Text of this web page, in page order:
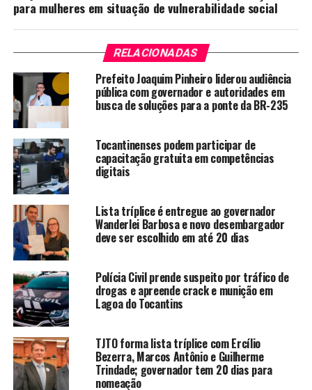
para mulheres em situação de vulnerabilidade social
RELACIONADAS
Prefeito Joaquim Pinheiro liderou audiência
pública com governador e autoridades em
busca de soluções para a ponte da BR-235
Tocantinenses podem participar de
capacitação gratuita em competências
digitais
Lista tríplice é entregue ao governador
Wanderlei Barbosa e novo desembargador
deve ser escolhido em até 20 dias
Polícia Civil prende suspeito por tráfico de
drogas e apreende crack e munição em
Lagoa do Tocantins
TJTO forma lista tríplice com Ercílio
Bezerra, Marcos Antônio e Guilherme
Trindade; governador tem 20 dias para
nomeação